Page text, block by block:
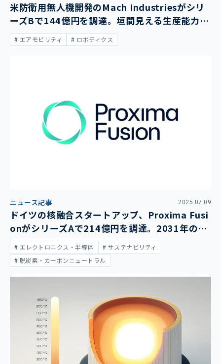
米防衛用無人機開発のMach Industriesがシリ
ーズBで144億円を調達。垣間見える生産能力を
増強する姿勢
エアモビリティ ロボティクス
ニュース記事 2025.07.09
ドイツの核融合スタートアップ、Proxima Fusi
onがシリーズAで214億円を調達。2031年の稼
働開始目指す
エレクトロニクス・半導体
サステナビリティ
脱炭素・カーボンニュートラル